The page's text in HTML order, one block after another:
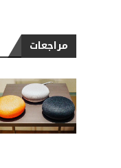
مراجعات